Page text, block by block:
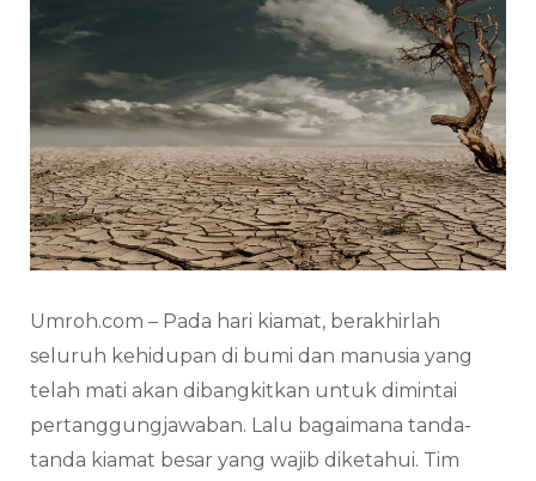
Umroh.com – Pada hari kiamat, berakhirlah
seluruh kehidupan di bumi dan manusia yang
telah mati akan dibangkitkan untuk dimintai
pertanggungjawaban. Lalu bagaimana tanda-
tanda kiamat besar yang wajib diketahui. Tim